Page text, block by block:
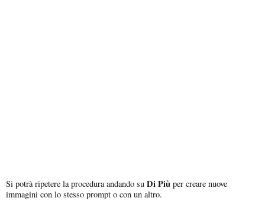
Si potrà ripetere la procedura andando su Di Più per creare nuove
immagini con lo stesso prompt o con un altro.